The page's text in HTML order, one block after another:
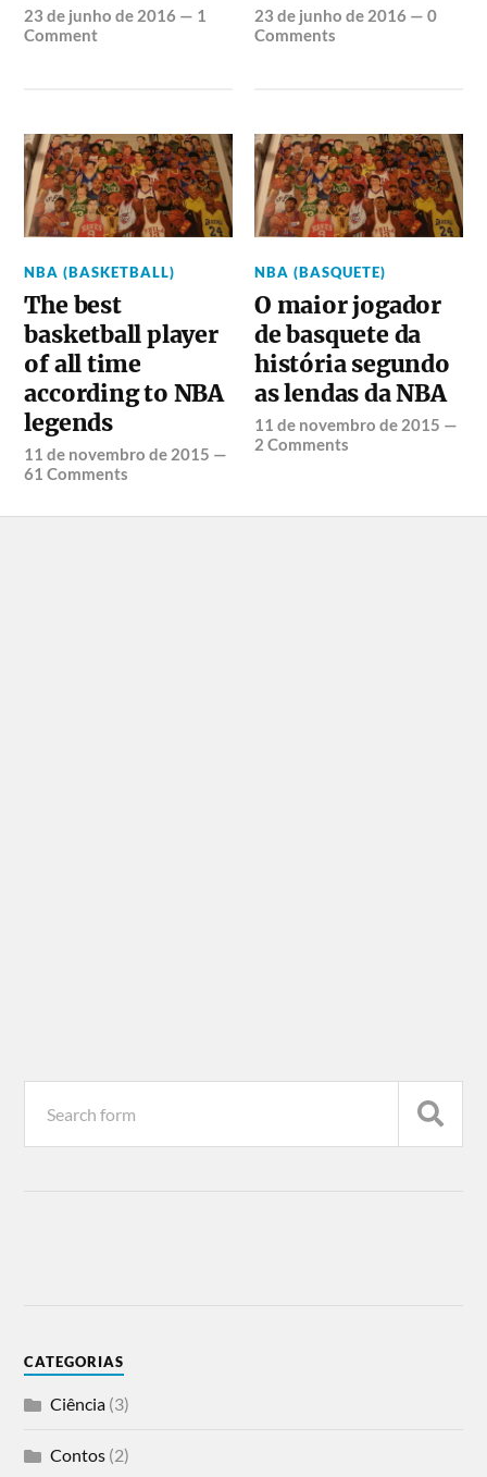
23 de junho de 2016 — 1
Comment
23 de junho de 2016 —0
Comments
NBA (BASKETBALL)
The best
basketball player
of all time
according to NBA
legends
11 de novembro de 2015 —
61 Comments
NBA (BASQUETE)
O maior jogador
de basquete da
história segundo
as lendas da NBA
11 de novembro de 2015 —
2 Comments
CATEGORIAS
Ciência (3)
Contos (2)